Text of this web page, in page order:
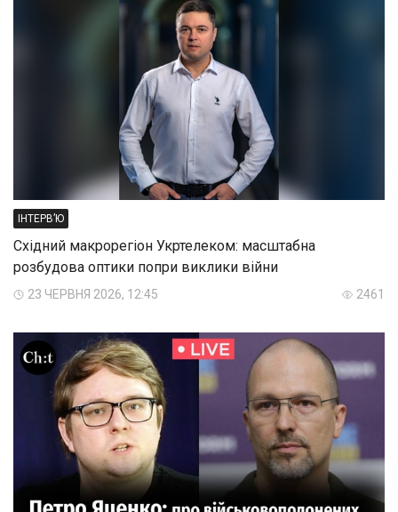
ІНТЕРВ’Ю
Східний макрорегіон Укртелеком: масштабна
розбудова оптики попри виклики війни
23 ЧЕРВНЯ 2026, 12:45 2461